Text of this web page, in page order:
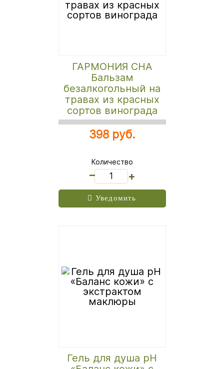
ГАРМОНИЯ СНА
Бальзам
безалкогольный на
травах из красных
сортов винограда
398 руб.
Количество
+
Уведомить
Гель для душа рН